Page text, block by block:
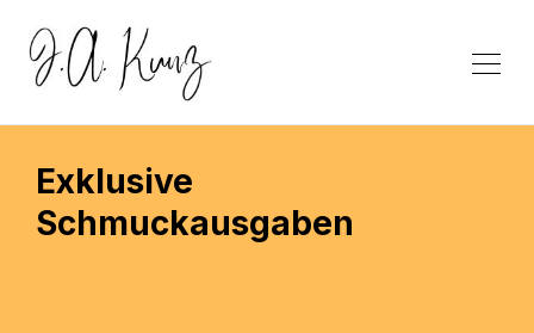
Exklusive
Schmuckausgaben